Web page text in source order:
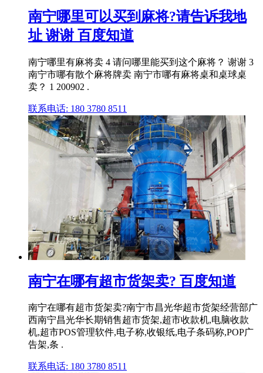
南宁哪里可以买到麻将?请告诉我地
址 谢谢 百度知道
南宁哪里有麻将卖 4 请问哪里能买到这个麻将？ 谢谢 3
南宁市哪有散个麻将牌卖 南宁市哪有麻将桌和桌球桌
卖？ 1 200902 .
联系电话: 180 3780 8511
南宁在哪有超市货架卖? 百度知道
南宁在哪有超市货架卖?南宁市昌光华超市货架经营部广
西南宁昌光华长期销售超市货架,超市收款机,电脑收款
机,超市POS管理软件,电子称,收银纸,电子条码称,POP广
告架,条 .
联系电话: 180 3780 8511